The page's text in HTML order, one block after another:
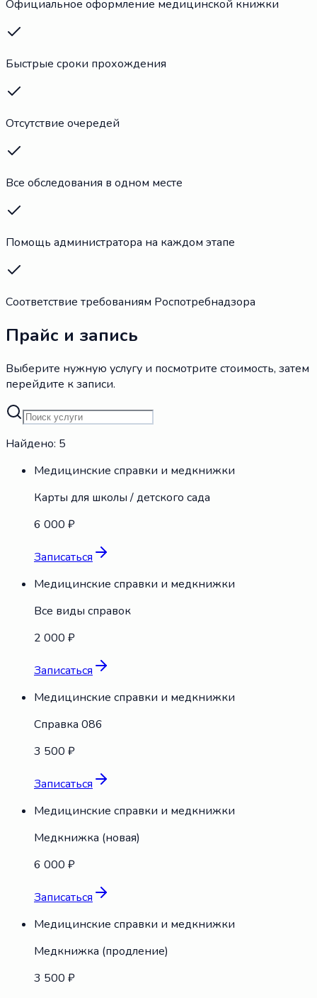
Официальное оформление медицинской книжки
Быстрые сроки прохождения
Отсутствие очередей
Все обследования в одном месте
Помощь администратора на каждом этапе
Соответствие требованиям Роспотребнадзора
Прайс и запись
Выберите нужную услугу и посмотрите стоимость, затем
перейдите к записи.
Найдено: 5
Медицинские справки и медкнижки
Карты для школы / детского сада
6 000 ₽
Записаться
Медицинские справки и медкнижки
Все виды справок
2 000 ₽
Записаться
Медицинские справки и медкнижки
Справка 086
3 500 ₽
Записаться
Медицинские справки и медкнижки
Медкнижка (новая)
6 000 ₽
Записаться
Медицинские справки и медкнижки
Медкнижка (продление)
3 500 ₽